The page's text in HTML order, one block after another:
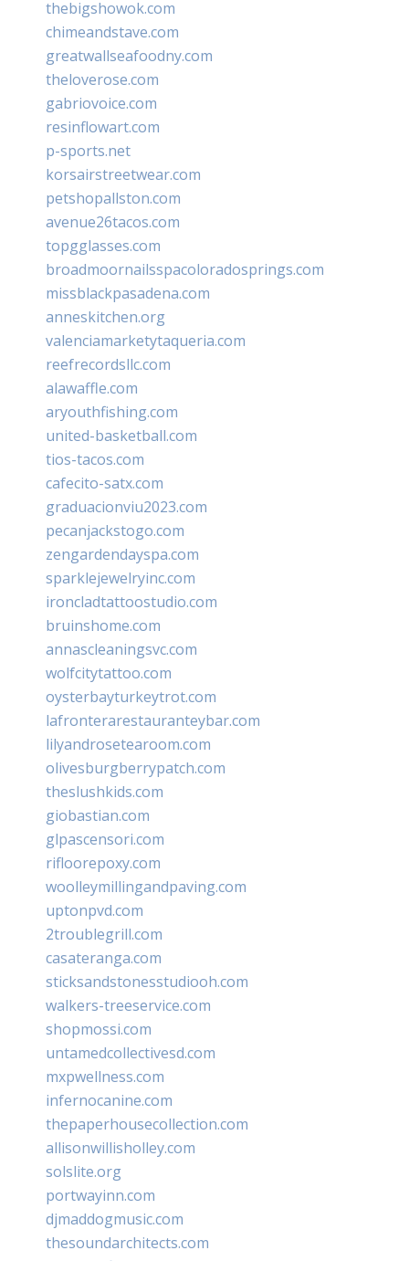
thebigshowok.com
chimeandstave.com
greatwallseafoodny.com
theloverose.com
gabriovoice.com
resinflowart.com
p-sports.net
korsairstreetwear.com
petshopallston.com
avenue26tacos.com
topgglasses.com
broadmoornailsspacoloradosprings.com
missblackpasadena.com
anneskitchen.org
valenciamarketytaqueria.com
reefrecordsllc.com
alawaffle.com
aryouthfishing.com
united-basketball.com
tios-tacos.com
cafecito-satx.com
graduacionviu2023.com
pecanjackstogo.com
zengardendayspa.com
sparklejewelryinc.com
ironcladtattoostudio.com
bruinshome.com
annascleaningsvc.com
wolfcitytattoo.com
oysterbayturkeytrot.com
lafronterarestauranteybar.com
lilyandrosetearoom.com
olivesburgberrypatch.com
theslushkids.com
giobastian.com
glpascensori.com
rifloorepoxy.com
woolleymillingandpaving.com
uptonpvd.com
2troublegrill.com
casateranga.com
sticksandstonesstudiooh.com
walkers-treeservice.com
shopmossi.com
untamedcollectivesd.com
mxpwellness.com
infernocanine.com
thepaperhousecollection.com
allisonwillisholley.com
solslite.org
portwayinn.com
djmaddogmusic.com
thesoundarchitects.com